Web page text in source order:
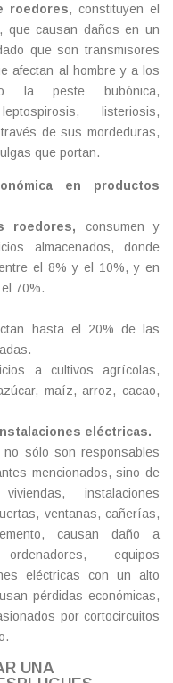
roedores, constituyen el
que causan daños en un
que son transmisores
afectan al hombre y a los
la peste bubónica,
listeriosis,
de sus mordeduras,
que portan.
en productos
roedores, consumen y
almacenados, donde
el 8% y el 10%, y en
70%.
hasta el 20% de las
a cultivos agrícolas,
maíz, arroz, cacao,
eléctricas.
no sólo son responsables
mencionados, sino de
instalaciones
ventanas, cañerías,
causan daño a
equipos
eléctricas con un alto
pérdidas económicas,
por cortocircuitos
UNA